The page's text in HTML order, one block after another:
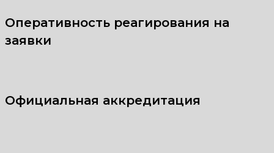
Оперативность реагирования на
заявки
Официальная аккредитация